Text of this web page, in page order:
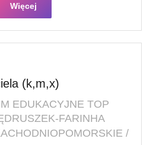
Więcej
(k,m,x)
EDUKACYJNE TOP
FARINHA
/